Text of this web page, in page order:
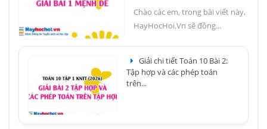
Chào các em, trong bài viết này,
HayHocHoi.Vn sẽ đồng...
Giải chi tiết Toán 10 Bài 2:
Tập hợp và các phép toán
trên...